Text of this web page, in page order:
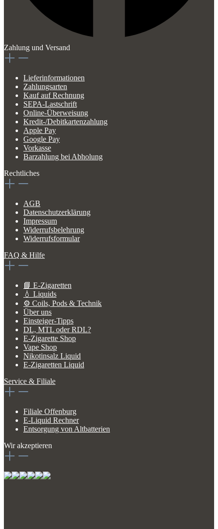
Zahlung und Versand
Lieferinformationen
Zahlungsarten
Kauf auf Rechnung
SEPA-Lastschrift
Online-Überweisung
Kredit-/Debitkartenzahlung
Apple Pay
Google Pay
Vorkasse
Barzahlung bei Abholung
Rechtliches
AGB
Datenschutzerklärung
Impressum
Widerrufsbelehrung
Widerrufsformular
FAQ & Hilfe
📘 E-Zigaretten
💧 Liquids
⚙️ Coils, Pods & Technik
Über uns
Einsteiger-Tipps
DL, MTL oder RDL?
E-Zigarette Shop
Vape Shop
Nikotinsalz Liquid
E-Zigaretten Liquid
Service & Filiale
Filiale Offenburg
E-Liquid Rechner
Entsorgung von Altbatterien
Wir akzeptieren